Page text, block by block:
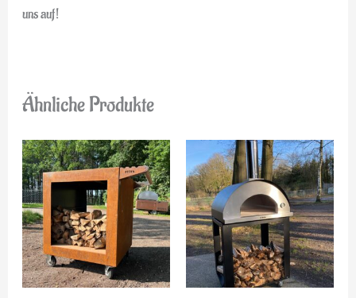
uns auf!
Ähnliche Produkte
Preisspanne:
€399,00
bis
€537,00